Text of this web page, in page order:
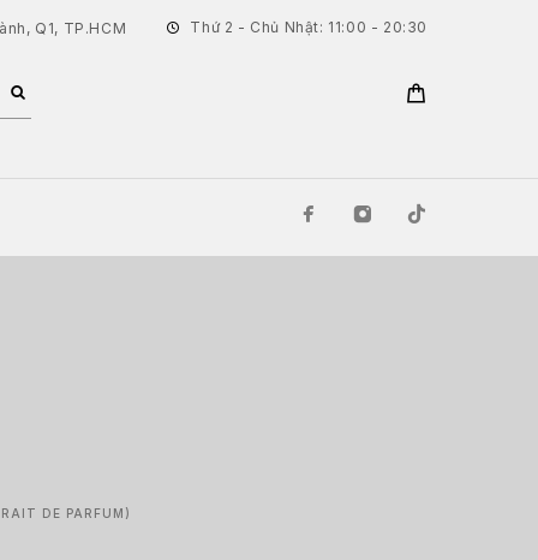
Q1, TP.HCM Thứ 2 - Chủ Nhật: 11:00 - 20:30
DE PARFUM)